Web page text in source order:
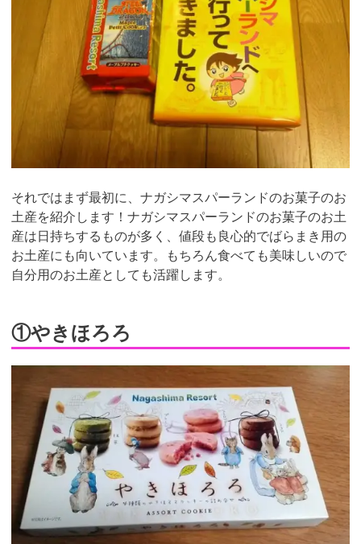
それではまず最初に、ナガシマスパーランドのお菓子のお
土産を紹介します！ナガシマスパーランドのお菓子のお土
産は日持ちするものが多く、値段も良心的でばらまき用の
お土産にも向いています。もちろん食べても美味しいので
自分用のお土産としても活躍します。
①やきほろろ